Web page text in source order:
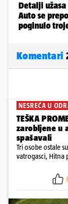
Komentari
NESREĆA U
TEŠKA
zarobljene u
spašavali
Tri osobe ostale
vatrogasci, Hitna